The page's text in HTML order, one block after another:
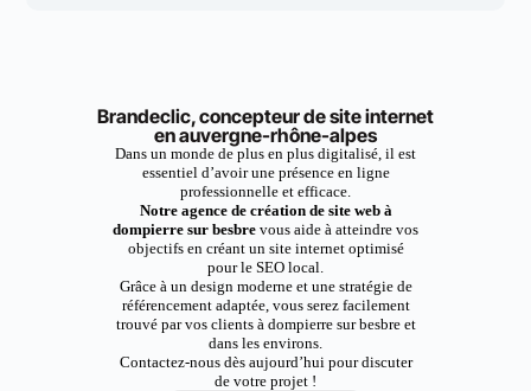
Brandeclic, concepteur de site internet
en auvergne-rhône-alpes
Dans un monde de plus en plus digitalisé, il est
essentiel d’avoir une présence en ligne
professionnelle et efficace.
Notre agence de création de site web à
dompierre sur besbre vous aide à atteindre vos
objectifs en créant un site internet optimisé
pour le SEO local.
Grâce à un design moderne et une stratégie de
référencement adaptée, vous serez facilement
trouvé par vos clients à dompierre sur besbre et
dans les environs.
Contactez-nous dès aujourd’hui pour discuter
de votre projet !